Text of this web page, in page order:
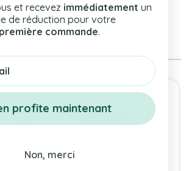
D-6624-45.684078
Même Marque
et recevez immédiatement un
de réduction pour votre
première commande.
profite maintenant
Non, merci